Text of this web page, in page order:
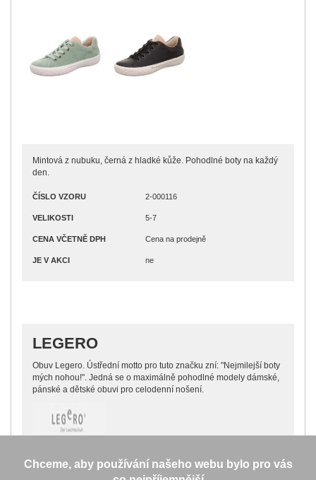
Mintová z nubuku, černá z hladké kůže. Pohodlné boty na každý
den.
ČÍSLO VZORU
VELIKOSTI
CENA VČETNĚ DPH
JE V AKCI
2-000116
5-7
Cena na prodejně
ne
LEGERO
Obuv Legero. Ústřední motto pro tuto značku zní: "Nejmilejší boty
mých nohou!". Jedná se o maximálně pohodlné modely dámské,
pánské a dětské obuvi pro celodenní nošení.
Chceme, aby používání našeho webu bylo pro vás